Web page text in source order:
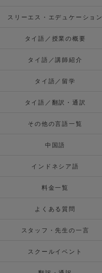
スリーエス・エデュケーション
タイ語／授業の概要
タイ語／講師紹介
タイ語／留学
タイ語／翻訳・通訳
その他の言語一覧
中国語
インドネシア語
料金一覧
よくある質問
スタッフ・先生の一言
スクールイベント